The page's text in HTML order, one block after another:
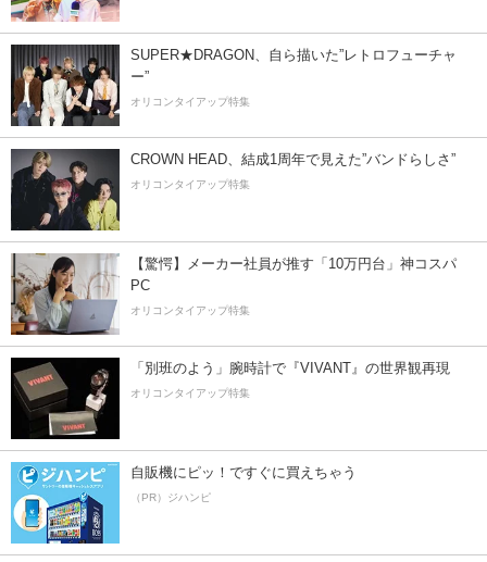
SUPER★DRAGON、自ら描いた”レトロフューチャ
ー”
オリコンタイアップ特集
CROWN HEAD、結成1周年で見えた”バンドらしさ”
オリコンタイアップ特集
【驚愕】メーカー社員が推す「10万円台」神コスパ
PC
オリコンタイアップ特集
「別班のよう」腕時計で『VIVANT』の世界観再現
オリコンタイアップ特集
自販機にピッ！ですぐに買えちゃう
（PR）ジハンピ